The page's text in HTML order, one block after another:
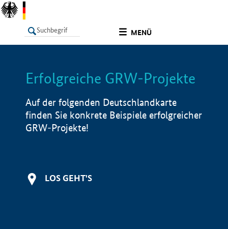
MENÜ
LISTE Info
Erfolgreiche GRW-Projekte
Auf der folgenden Deutschlandkarte
finden Sie konkrete Beispiele erfolgreicher
GRW-Projekte!
LOS GEHT'S